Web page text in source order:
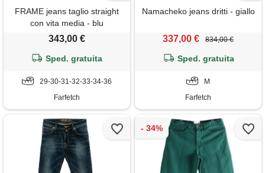
FRAME jeans taglio straight
con vita media - blu
343,00 €
Sped. gratuita
29-30-31-32-33-34-36
Farfetch
Namacheko jeans dritti - giallo
337,00 € 834,00 €
Sped. gratuita
M
Farfetch